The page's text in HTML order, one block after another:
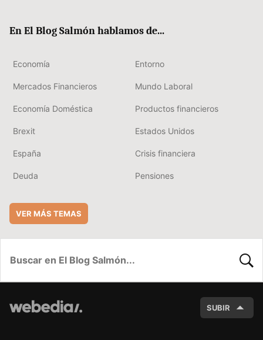
En El Blog Salmón hablamos de...
Economía Entorno
Mercados Financieros Mundo Laboral
Economía Doméstica Productos financieros
Brexit Estados Unidos
España Crisis financiera
Deuda Pensiones
VER MÁS TEMAS
SUBIR